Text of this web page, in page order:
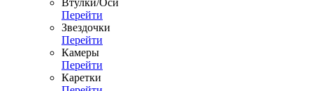
Втулки/Оси
Перейти
Звездочки
Перейти
Камеры
Перейти
Каретки